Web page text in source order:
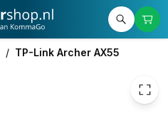
/ TP-Link Archer AX55